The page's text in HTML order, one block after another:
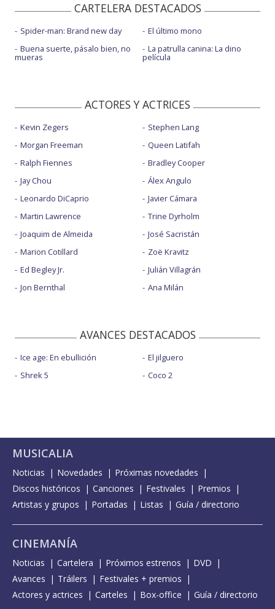
CARTELERA DESTACADOS
Spider-man: Brand new day
Buena suerte, pásalo bien, no
mueras
El último mono
La patrulla canina: La dino
película
ACTORES Y ACTRICES
Kevin Zegers
Morgan Freeman
Ralph Fiennes
Jay Chou
Leonardo DiCaprio
Martin Lawrence
Joaquim de Almeida
Marion Cotillard
Ed Begley Jr.
Jon Bernthal
Stephen Lang
Queen Latifah
Bradley Cooper
Álex Angulo
Javier Cámara
Trine Dyrholm
José Sacristán
Zoë Kravitz
Julián Villagrán
Ana Milán
AVANCES DESTACADOS
Ice age: En ebullición
Shrek 5
El jilguero
Coco 2
MUSICALIA
Noticias Novedades
Próximas novedades
Discos históricos
Canciones Festivales
Premios
Artistas y grupos
Portadas Listas Guía / directorio
CINEMANÍA
Noticias Cartelera Próximos estrenos
DVD
Avances
Tráilers
Festivales + premios
Actores y actrices
Carteles Box-office Guía / directorio